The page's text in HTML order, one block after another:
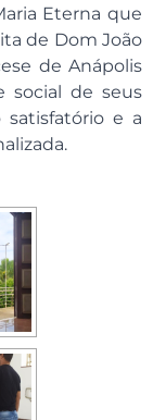
Eterna que
de Dom João
de Anápolis
social de seus
e a